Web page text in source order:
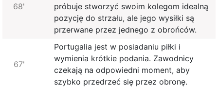
68'
próbuje stworzyć swoim kolegom idealną
pozycję do strzału, ale jego wysiłki są
przerwane przez jednego z obrońców.
67'
Portugalia jest w posiadaniu piłki i
wymienia krótkie podania. Zawodnicy
czekają na odpowiedni moment, aby
szybko przedrzeć się przez obronę.